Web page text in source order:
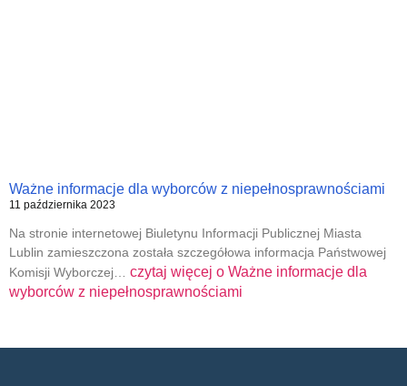
Ważne informacje dla wyborców z niepełnosprawnościami
11 października 2023
Na stronie internetowej Biuletynu Informacji Publicznej Miasta
Lublin zamieszczona została szczegółowa informacja Państwowej
Komisji Wyborczej… czytaj więcej o Ważne informacje dla
wyborców z niepełnosprawnościami